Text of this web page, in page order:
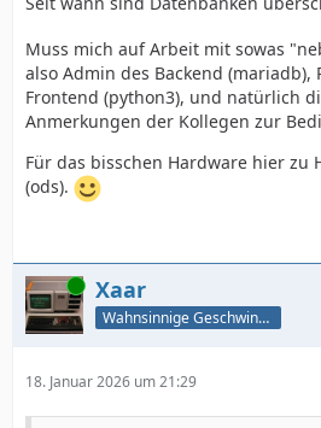
Muss mich auf Arbeit mit sowas
also Admin des Backend
Frontend (python3), und natürlich
Anmerkungen der Kollegen zur
Für das bisschen Hardware hier zu
(ods).
Online Xaar
Wahnsinnige Geschwindigkeit - und los!
18. Januar 2026 um 21:29